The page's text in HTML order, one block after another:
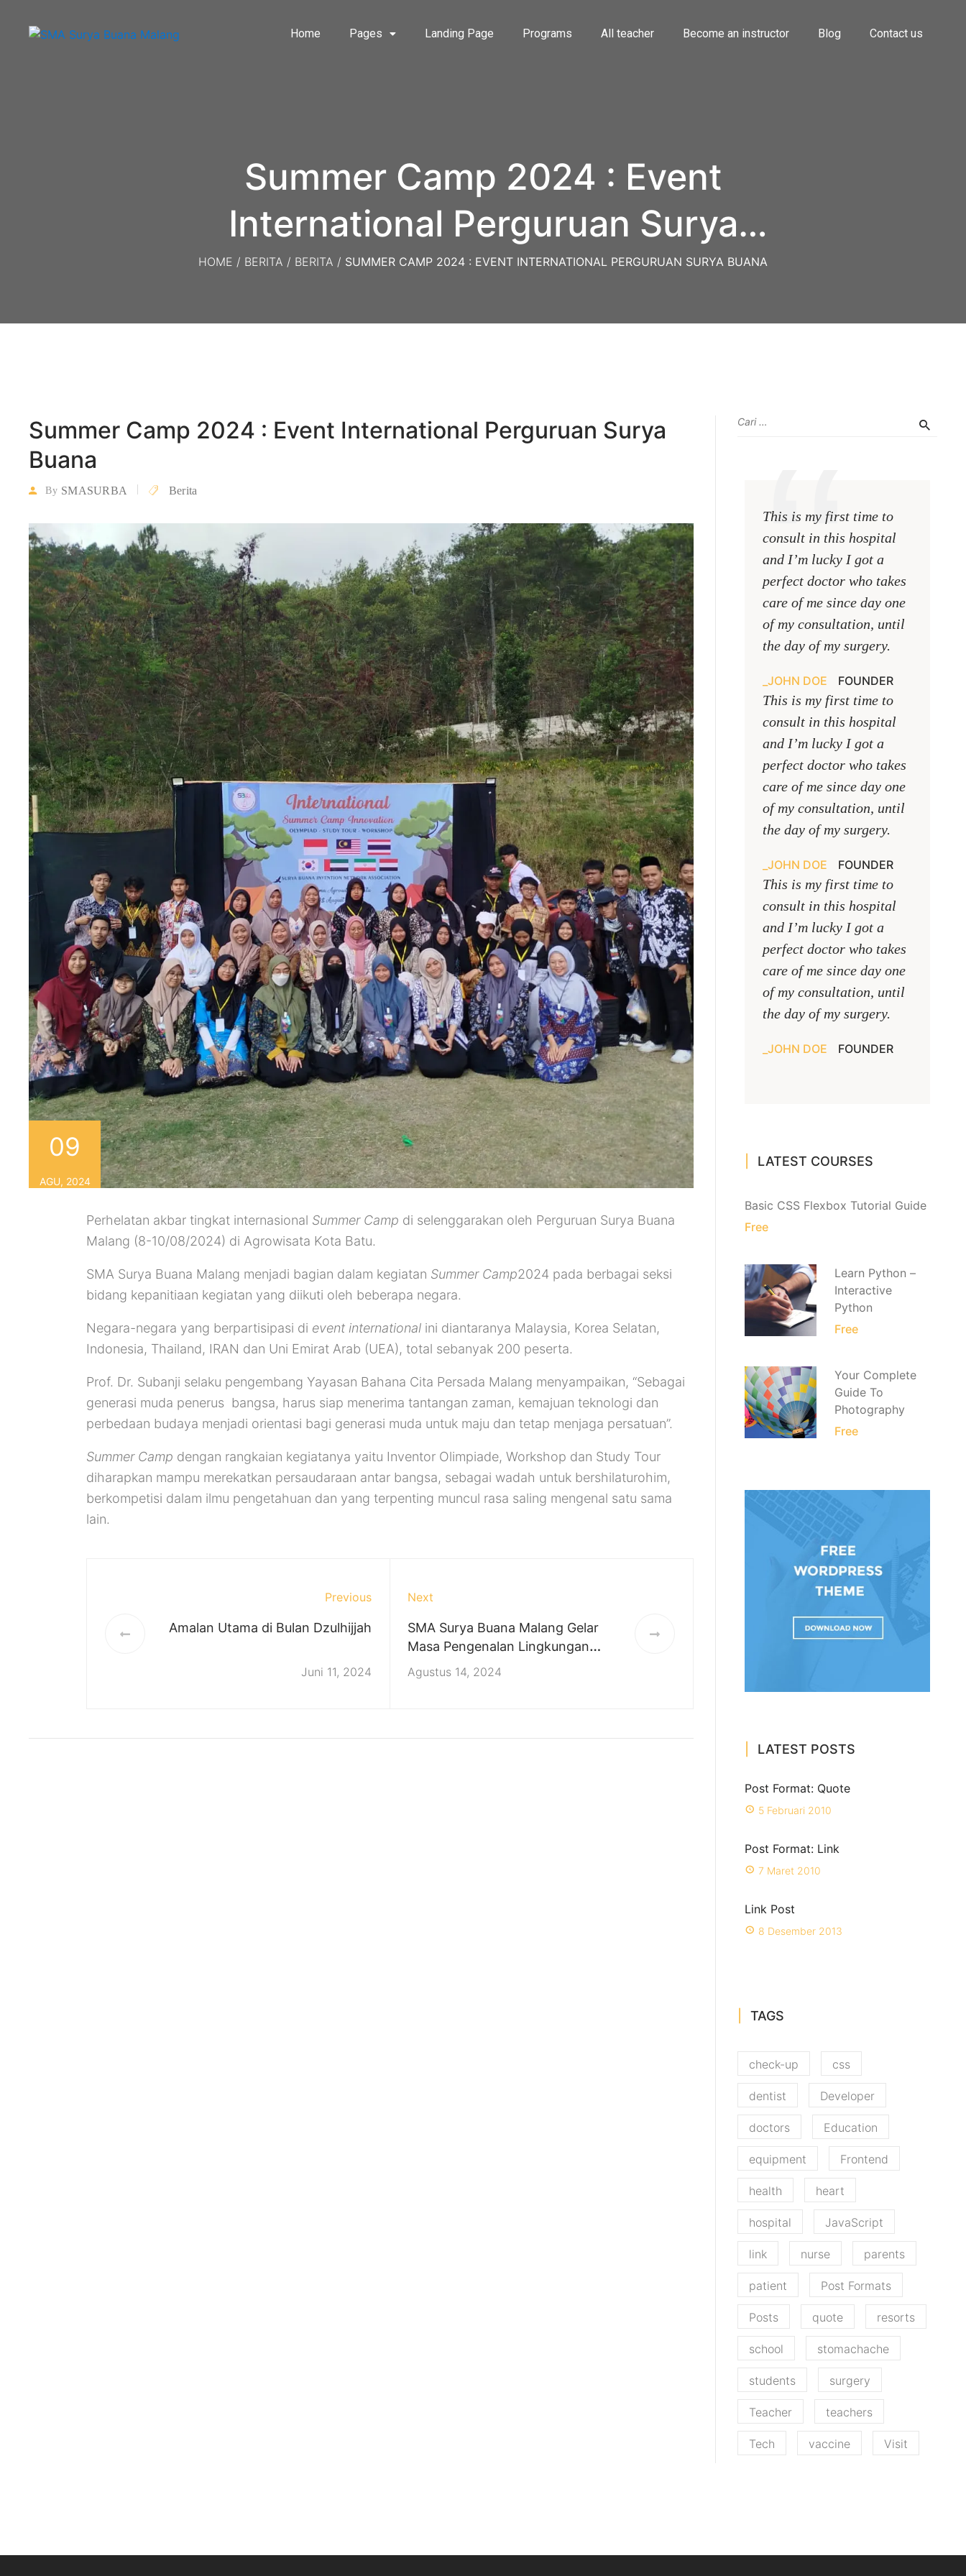
Home Pages Landing Page Programs All teacher Become an instructor Blog Contact us
Summer Camp 2024 : Event
International Perguruan Surya
Buana
HOME / BERITA / BERITA / SUMMER CAMP 2024 : EVENT INTERNATIONAL PERGURUAN SURYA BUANA
Summer Camp 2024 : Event International Perguruan Surya
Buana
By SMASURBA Berita
09
AGU, 2024
Perhelatan akbar tingkat internasional Summer Camp di selenggarakan oleh Perguruan Surya Buana
Malang (8-10/08/2024) di Agrowisata Kota Batu.
SMA Surya Buana Malang menjadi bagian dalam kegiatan Summer Camp2024 pada berbagai seksi
bidang kepanitiaan kegiatan yang diikuti oleh beberapa negara.
Negara-negara yang berpartisipasi di event international ini diantaranya Malaysia, Korea Selatan,
Indonesia, Thailand, IRAN dan Uni Emirat Arab (UEA), total sebanyak 200 peserta.
Prof. Dr. Subanji selaku pengembang Yayasan Bahana Cita Persada Malang menyampaikan, “Sebagai
generasi muda penerus bangsa, harus siap menerima tantangan zaman, kemajuan teknologi dan
perbedaan budaya menjadi orientasi bagi generasi muda untuk maju dan tetap menjaga persatuan”.
Summer Camp dengan rangkaian kegiatanya yaitu Inventor Olimpiade, Workshop dan Study Tour
diharapkan mampu merekatkan persaudaraan antar bangsa, sebagai wadah untuk bershilaturohim,
berkompetisi dalam ilmu pengetahuan dan yang terpenting muncul rasa saling mengenal satu sama
lain.
Previous
Amalan Utama di Bulan Dzulhijjah
Juni 11, 2024
Next
SMA Surya Buana Malang Gelar
Masa Pengenalan Lingkungan
Sekolah untuk Siswa Baru
Agustus 14, 2024
This is my first time to
consult in this hospital
and I’m lucky I got a
perfect doctor who takes
care of me since day one
of my consultation, until
the day of my surgery.
JOHN DOE FOUNDER
This is my first time to
consult in this hospital
and I’m lucky I got a
perfect doctor who takes
care of me since day one
of my consultation, until
the day of my surgery.
JOHN DOE FOUNDER
This is my first time to
consult in this hospital
and I’m lucky I got a
perfect doctor who takes
care of me since day one
of my consultation, until
the day of my surgery.
JOHN DOE FOUNDER
LATEST COURSES
Basic CSS Flexbox Tutorial Guide
Free
Learn Python –
Interactive
Python
Free
Your Complete
Guide To
Photography
Free
LATEST POSTS
Post Format: Quote
5 Februari 2010
Post Format: Link
7 Maret 2010
Link Post
8 Desember 2013
TAGS
check-up css
dentist Developer
doctors Education
equipment Frontend
health heart
hospital JavaScript
link nurse parents
patient Post Formats
Posts quote resorts
school stomachache
students surgery
Teacher teachers
Tech vaccine Visit